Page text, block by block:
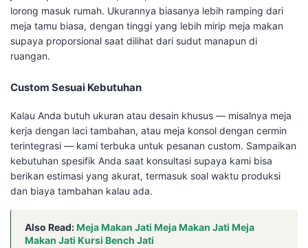
lorong masuk rumah. Ukurannya biasanya lebih ramping dari
meja tamu biasa, dengan tinggi yang lebih mirip meja makan
supaya proporsional saat dilihat dari sudut manapun di
ruangan.
Custom Sesuai Kebutuhan
Kalau Anda butuh ukuran atau desain khusus — misalnya meja
kerja dengan laci tambahan, atau meja konsol dengan cermin
terintegrasi — kami terbuka untuk pesanan custom. Sampaikan
kebutuhan spesifik Anda saat konsultasi supaya kami bisa
berikan estimasi yang akurat, termasuk soal waktu produksi
dan biaya tambahan kalau ada.
Also Read:Meja Makan Jati Meja Makan Jati Meja
Makan Jati Kursi Bench Jati